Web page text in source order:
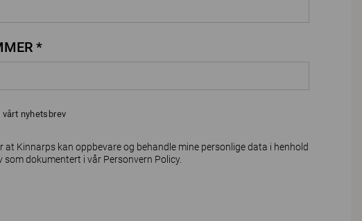
*
vårt nyhetsbrev
at Kinnarps kan oppbevare og behandle mine personlige data i henhold
som dokumentert i vår Personvern Policy.